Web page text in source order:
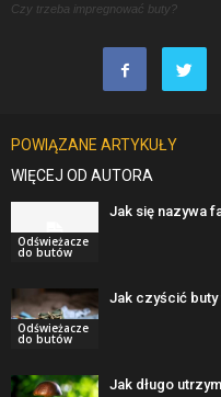
Czy trzeba impregnować buty?
POWIĄZANE ARTYKUŁY
WIĘCEJ OD AUTORA
Odświeżacze
do butów
Jak się nazywa
Odświeżacze
do butów
Jak czyścić buty
Jak długo